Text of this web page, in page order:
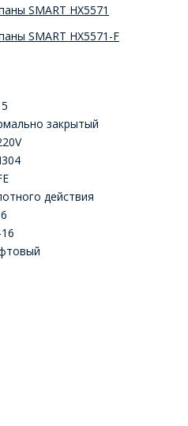
SMART HX5571
SMART HX5571-F
закрытый
действия